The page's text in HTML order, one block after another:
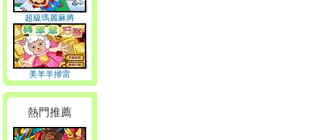
超級瑪麗麻將
美羊羊掃雷
熱門推薦